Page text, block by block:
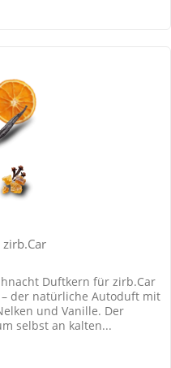
Duftkern für zirb.Car
der natürliche Autoduft mit
und Vanille. Der
selbst an kalten...